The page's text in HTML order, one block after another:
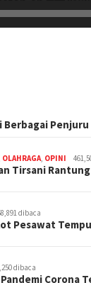
Berbagai
OLAHRAGA OPINI
Tirsani
dibaca
Pesawat
dibaca
Pandemi Corona